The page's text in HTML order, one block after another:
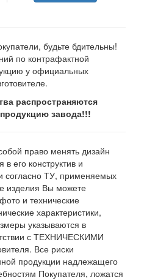
будьте бдительны!
по контрафактной
у официальных
распространяются
завода!!!
право менять дизайн
его конструктив и
согласно ТУ, применяемых
изделия Вы можете
и технические
характеристики,
указываются в
с ТЕХНИЧЕСКИМИ
Все риски
продукции надлежащего
Покупателя, ложатся